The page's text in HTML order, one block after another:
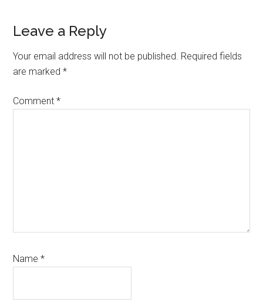
Reader
Interactions
Leave a Reply
Your email address will not be published. Required fields
are marked*
Comment*
Name*